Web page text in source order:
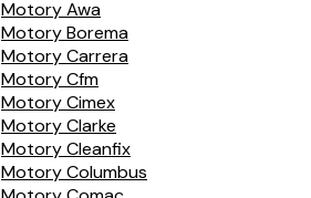
Motory Awa
Motory Borema
Motory Carrera
Motory Cfm
Motory Cimex
Motory Clarke
Motory Cleanfix
Motory Columbus